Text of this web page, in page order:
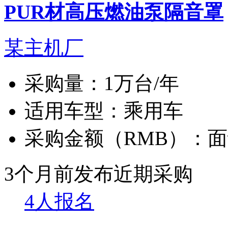
PUR材高压燃油泵隔音罩
某主机厂
采购量： 1万台/年
适用车型： 乘用车
采购金额（RMB）：
3个月前发布近期采购
4人报名